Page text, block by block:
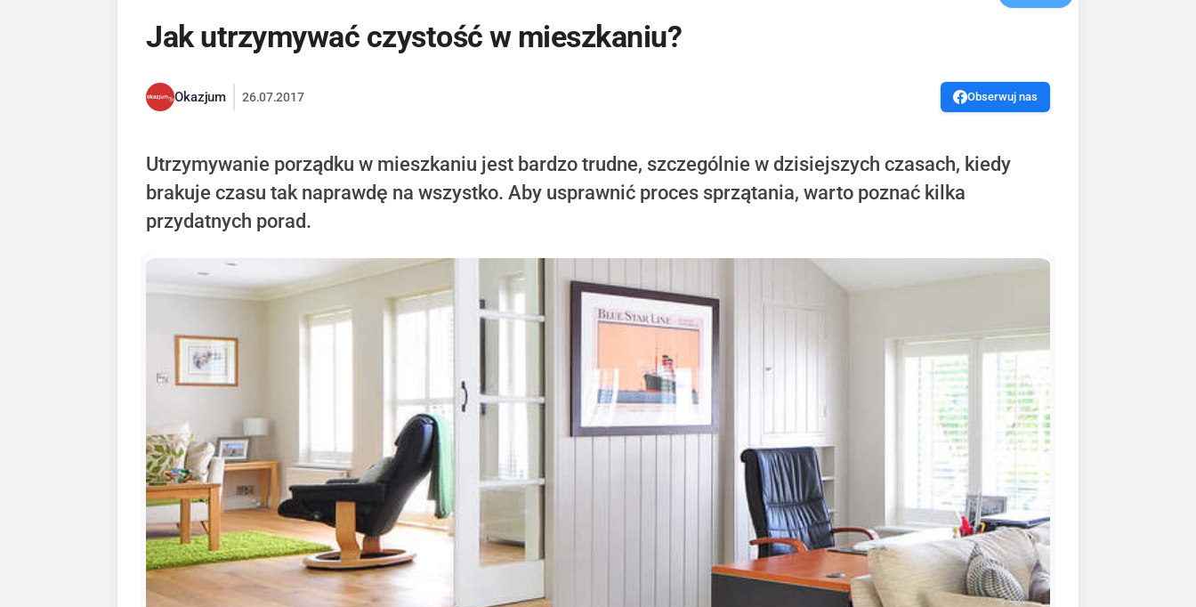
Jak utrzymywać czystość w mieszkaniu?
Okazjum 26.07.2017 Obserwuj nas
Utrzymywanie porządku w mieszkaniu jest bardzo trudne, szczególnie w dzisiejszych czasach, kiedy
brakuje czasu tak naprawdę na wszystko. Aby usprawnić proces sprzątania, warto poznać kilka
przydatnych porad.